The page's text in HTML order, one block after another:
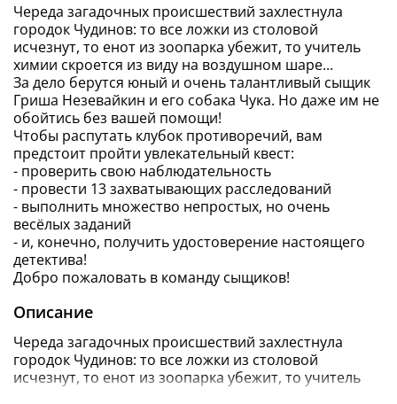
Череда загадочных происшествий захлестнула
городок Чудинов: то все ложки из столовой
исчезнут, то енот из зоопарка убежит, то учитель
химии скроется из виду на воздушном шаре...
За дело берутся юный и очень талантливый сыщик
Гриша Незевайкин и его собака Чука. Но даже им не
обойтись без вашей помощи!
Чтобы распутать клубок противоречий, вам
предстоит пройти увлекательный квест:
- проверить свою наблюдательность
- провести 13 захватывающих расследований
- выполнить множество непростых, но очень
весёлых заданий
- и, конечно, получить удостоверение настоящего
детектива!
Добро пожаловать в команду сыщиков!
Описание
Череда загадочных происшествий захлестнула
городок Чудинов: то все ложки из столовой
исчезнут, то енот из зоопарка убежит, то учитель